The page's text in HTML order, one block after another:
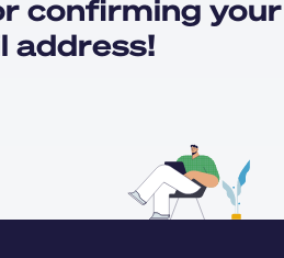
confirming your
address!